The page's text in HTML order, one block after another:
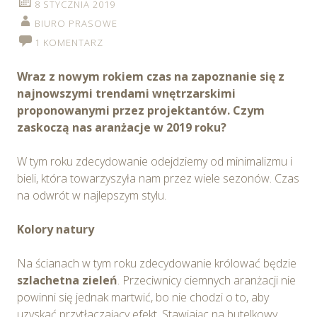
wykorzystywanie w Serwisie wszystkich plików
cookie przez Spravia Sp. z o.o. oraz jej Partnerów we
wskazanych powyżej celach.
ustawień dotyczących plików cookie w każdej chwili za
pośrednictwem panelu „Ustawienia plików cookie”
dostępnego z poziomuPolityki prywatności – pliki
cookie.
Możesz również dostosować wybory dotyczące
plików cookie i udzielić zgody na wykorzystywanie
plików cookie w Serwisie tylko w wybranych przez
wybory”.
8 STYCZNIA 2019
BIURO PRASOWE
1 KOMENTARZ
Wraz z nowym rokiem czas na zapoznanie się z
najnowszymi trendami wnętrzarskimi
proponowanymi przez projektantów. Czym
zaskoczą nas aranżacje w 2019 roku?
W tym roku zdecydowanie odejdziemy od minimalizmu i
bieli, która towarzyszyła nam przez wiele sezonów. Czas
na odwrót w najlepszym stylu.
Kolory natury
Na ścianach w tym roku zdecydowanie królować będzie
szlachetna zieleń. Przeciwnicy ciemnych aranżacji nie
powinni się jednak martwić, bo nie chodzi o to, aby